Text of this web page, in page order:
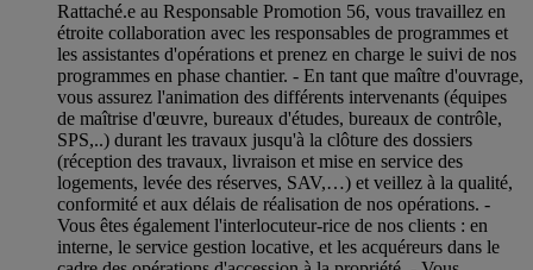
Rattaché.e au Responsable Promotion 56, vous travaillez en
étroite collaboration avec les responsables de programmes et
les assistantes d'opérations et prenez en charge le suivi de nos
programmes en phase chantier. - En tant que maître d'ouvrage,
vous assurez l'animation des différents intervenants (équipes
de maîtrise d'œuvre, bureaux d'études, bureaux de contrôle,
SPS,..) durant les travaux jusqu'à la clôture des dossiers
(réception des travaux, livraison et mise en service des
logements, levée des réserves, SAV,…) et veillez à la qualité,
conformité et aux délais de réalisation de nos opérations. -
Vous êtes également l'interlocuteur-rice de nos clients : en
interne, le service gestion locative, et les acquéreurs dans le